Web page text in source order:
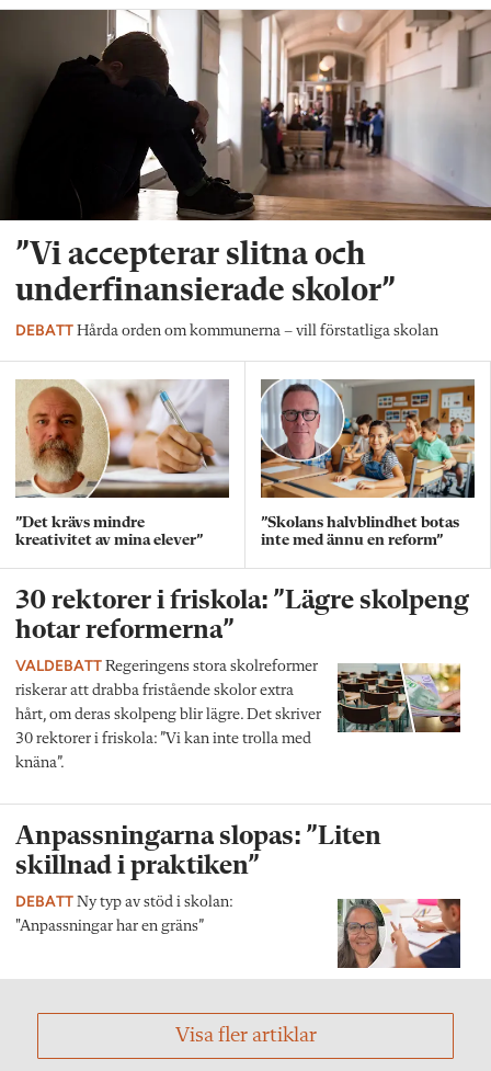
”Vi accepterar slitna och
underfinansierade skolor”
DEBATT Hårda orden om kommunerna – vill förstatliga skolan
”Det krävs mindre
kreativitet av mina elever”
”Skolans halvblindhet botas
inte med ännu en reform”
30 rektorer i friskola: ”Lägre skolpeng
hotar reformerna”
VALDEBATT Regeringens stora skolreformer
riskerar att drabba fristående skolor extra
hårt, om deras skolpeng blir lägre. Det skriver
30 rektorer i friskola: ”Vi kan inte trolla med
knäna”.
Anpassningarna slopas: ”Liten
skillnad i praktiken”
DEBATT Ny typ av stöd i skolan:
"Anpassningar har en gräns”
Visa fler artiklar